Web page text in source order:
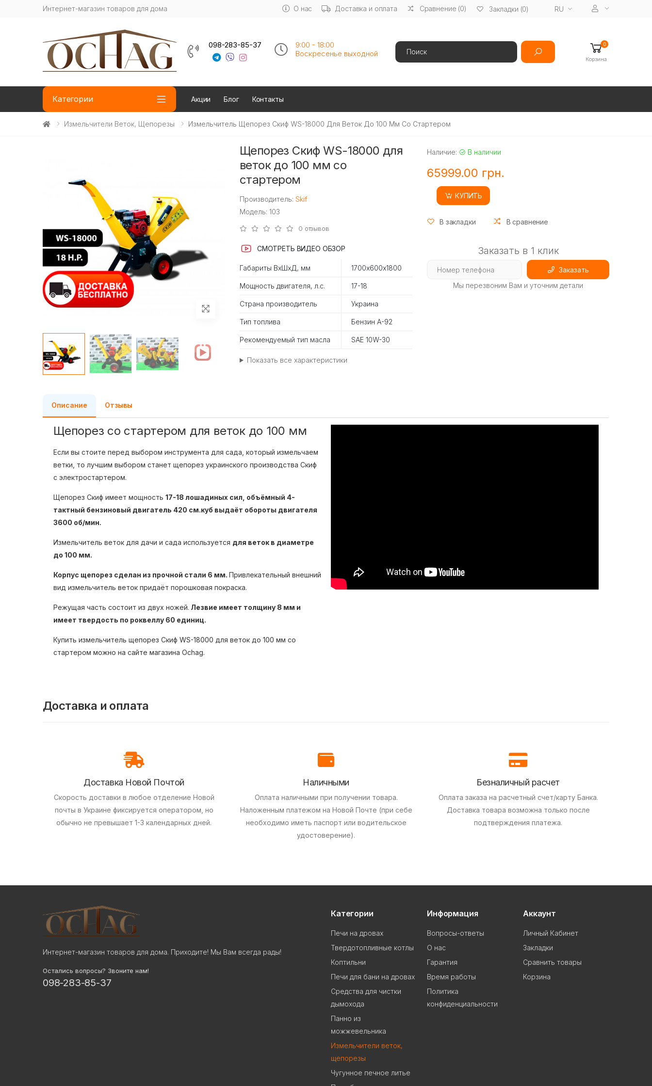
Интернет-магазин товаров для дома О нас Доставка и оплата Сравнение (0) Закладки (0) RU
098-283-85-37
9:00 - 18:00
Воскресенье выходной
Search 0
Корзина
Категории Акции Блог Контакты
Измельчители Веток, Щепорезы Измельчитель Щепорез Скиф WS-18000 Для Веток До 100 Мм Со Стартером
Щепорез Скиф WS-18000 для
веток до 100 мм со
стартером
Производитель: Skif
Модель: 103
0 отзывов
СМОТРЕТЬ ВИДЕО ОБЗОР
Габариты ВхШхД, мм 1700х600х1800
Мощность двигателя, л.с. 17-18
Страна производитель Украина
Тип топлива Бензин А-92
Рекомендуемый тип масла SAE 10W-30
Показать все характеристики
Наличие: В наличии
65999.00 грн.
КУПИТЬ
В закладки В сравнение
Заказать в 1 клик
Заказать
Мы перезвоним Вам и уточним детали
Описание Отзывы
Щепорез со стартером для веток до 100 мм
Если вы стоите перед выбором инструмента для сада, который измельчаем
ветки, то лучшим выбором станет щепорез украинского производства Скиф
с электростартером.
Щепорез Скиф имеет мощность 17-18 лошадиных сил, объёмный 4-
тактный бензиновый двигатель 420 см.куб выдаёт обороты двигателя
3600 об/мин.
Измельчитель веток для дачи и сада используется для веток в диаметре
до 100 мм.
Корпус щепорез сделан из прочной стали 6 мм. Привлекательный внешний
вид измельчитель веток придаёт порошковая покраска.
Режущая часть состоит из двух ножей. Лезвие имеет толщину 8 мм и
имеет твердость по роквеллу 60 единиц.
Купить измельчитель щепорез Скиф WS-18000 для веток до 100 мм со
стартером можно на сайте магазина Ochag.
Доставка и оплата
Доставка Новой Почтой
Скорость доставки в любое отделение Новой
почты в Украине фиксируется оператором, но
обычно не превышает 1-3 календарных дней.
Наличными
Оплата наличными при получении товара.
Наложенным платежом на Новой Почте (при себе
необходимо иметь паспорт или водительское
удостоверение).
Безналичный расчет
Оплата заказа на расчетный счет/карту Банка.
Доставка товара возможна только после
подтверждения платежа.
Интернет-магазин товаров для дома. Приходите! Мы Вам всегда рады!
Остались вопросы? Звоните нам!
098-283-85-37
Категории
Печи на дровах
Твердотопливные котлы
Коптильни
Печи для бани на дровах
Cредства для чистки
дымохода
Панно из
можжевельника
Измельчители веток,
щепорезы
Чугунное печное литье
Информация
Вопросы-ответы
О нас
Гарантия
Время работы
Политика
конфиденциальности
Аккаунт
Личный Кабинет
Закладки
Сравнить товары
Корзина